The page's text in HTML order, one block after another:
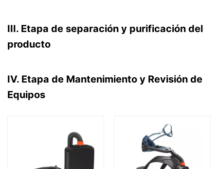
III. Etapa de separación y purificación del
producto
IV. Etapa de Mantenimiento y Revisión de
Equipos